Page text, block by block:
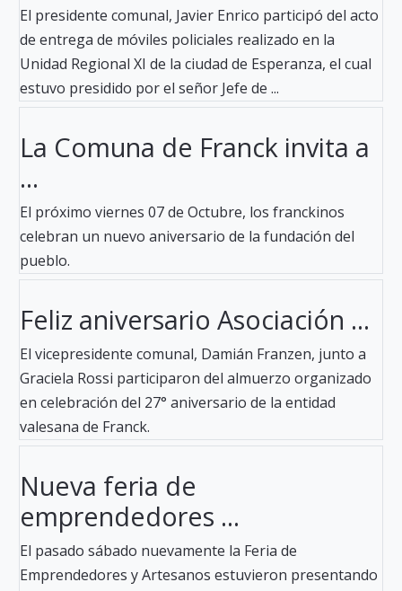
El presidente comunal, Javier Enrico participó del acto
de entrega de móviles policiales realizado en la
Unidad Regional XI de la ciudad de Esperanza, el cual
estuvo presidido por el señor Jefe de ...
La Comuna de Franck invita a
...
El próximo viernes 07 de Octubre, los franckinos
celebran un nuevo aniversario de la fundación del
pueblo.
Feliz aniversario Asociación ...
El vicepresidente comunal, Damián Franzen, junto a
Graciela Rossi participaron del almuerzo organizado
en celebración del 27° aniversario de la entidad
valesana de Franck.
Nueva feria de
emprendedores ...
El pasado sábado nuevamente la Feria de
Emprendedores y Artesanos estuvieron presentando